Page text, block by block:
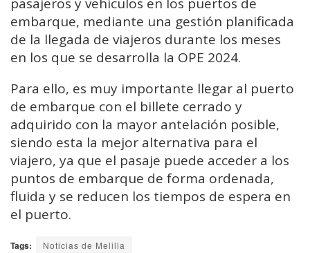
pasajeros y vehículos en los puertos de
embarque, mediante una gestión planificada
de la llegada de viajeros durante los meses
en los que se desarrolla la OPE 2024.
Para ello, es muy importante llegar al puerto
de embarque con el billete cerrado y
adquirido con la mayor antelación posible,
siendo esta la mejor alternativa para el
viajero, ya que el pasaje puede acceder a los
puntos de embarque de forma ordenada,
fluida y se reducen los tiempos de espera en
el puerto.
Tags: Noticias de Melilla